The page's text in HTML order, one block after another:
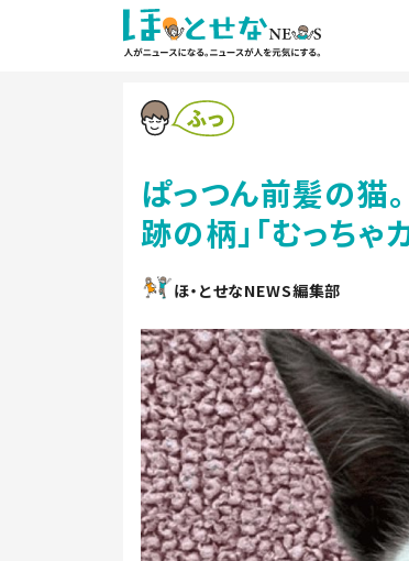
ぱっつん前髪の
跡の柄」「むっちゃ
ほ・とせなNEWS編集部